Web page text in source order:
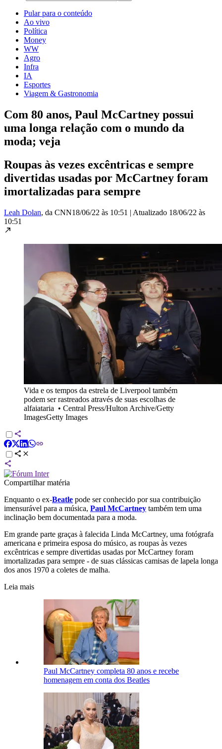
Pular para o conteúdo
Ao vivo
Política
Money
WW
Agro
Infra
IA
Esportes
Viagem & Gastronomia
Com 80 anos, Paul McCartney possui
uma longa relação com o mundo da
moda; veja
Roupas às vezes excêntricas e sempre
divertidas usadas por McCartney foram
imortalizadas para sempre
Leah Dolan, da CNN18/06/22 às 10:51 | Atualizado 18/06/22 às
10:51
Vida e os tempos da estrela de Liverpool também
podem ser rastreados através de suas escolhas de
alfaiataria • Central Press/Hulton Archive/Getty
ImagesGetty Images
Compartilhar matéria
Enquanto o ex-Beatle pode ser conhecido por sua contribuição
imensurável para a música, Paul McCartney também tem uma
inclinação bem documentada para a moda.
Em grande parte graças à falecida Linda McCartney, uma fotógrafa
americana e primeira esposa do músico, as roupas às vezes
excêntricas e sempre divertidas usadas por McCartney foram
imortalizadas para sempre - de suas clássicas camisas de lapela longa
dos anos 1970 a coletes de malha.
Leia mais
Paul McCartney completa 80 anos e recebe
homenagem em conta dos Beatles